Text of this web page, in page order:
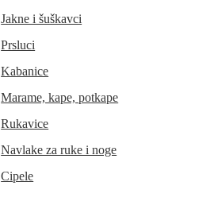
Jakne i šuškavci
Prsluci
Kabanice
Marame, kape, potkape
Rukavice
Navlake za ruke i noge
Cipele